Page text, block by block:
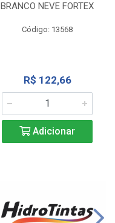
BRANCO NEVE FORTEX
Código: 13568
R$ 122,66
Adicionar